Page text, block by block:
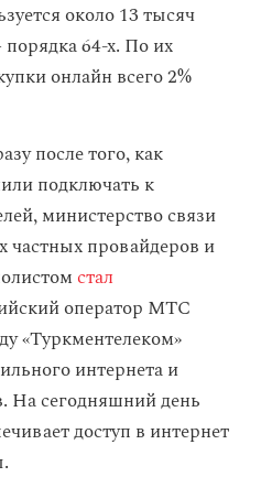
около 13 тысяч
64-х. По их
онлайн всего 2%
после того, как
подключать к
министерство связи
частных провайдеров и
стал
оператор МТС
«Туркментелеком»
интернета и
На сегодняшний день
доступ в интернет